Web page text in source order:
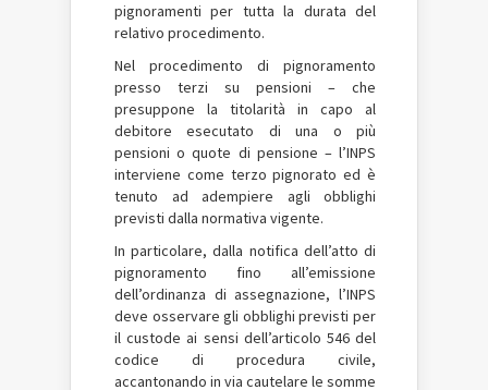
pignoramenti per tutta la durata del
relativo procedimento.
Nel procedimento di pignoramento
presso terzi su pensioni – che
presuppone la titolarità in capo al
debitore esecutato di una o più
pensioni o quote di pensione – l’INPS
interviene come terzo pignorato ed è
tenuto ad adempiere agli obblighi
previsti dalla normativa vigente.
In particolare, dalla notifica dell’atto di
pignoramento fino all’emissione
dell’ordinanza di assegnazione, l’INPS
deve osservare gli obblighi previsti per
il custode ai sensi dell’articolo 546 del
codice di procedura civile,
accantonando in via cautelare le somme